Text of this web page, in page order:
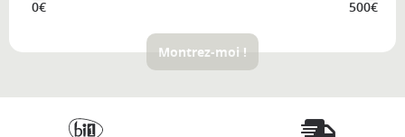
0€ 500€
Montrez-moi !